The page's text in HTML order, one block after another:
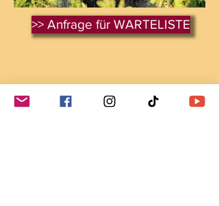
>> Anfrage für WARTELISTE
Friesengestüt Oberurff